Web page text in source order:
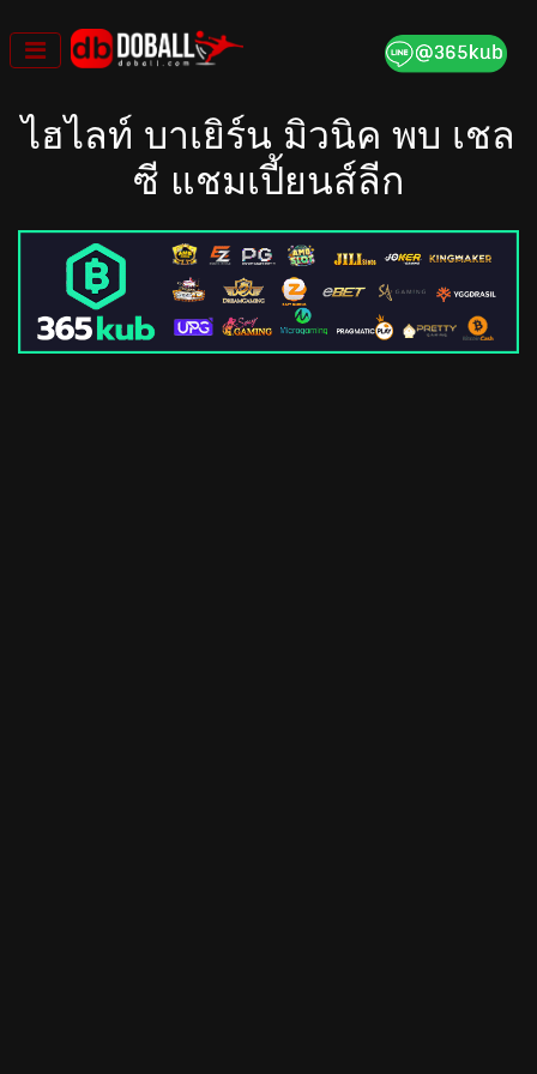
to
content
ไฮไลท์ บาเยิร์น มิวนิค พบ เชล
ซี แชมเปี้ยนส์ลีก